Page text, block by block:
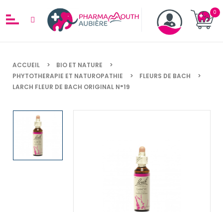
ACCUEIL
BIO ET NATURE
PHYTOTHERAPIE ET NATUROPATHIE
FLEURS DE BACH
LARCH FLEUR DE BACH ORIGINAL N°19